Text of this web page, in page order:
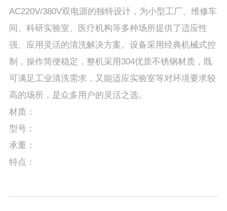
AC220V/380V双电源的独特设计，为小型工厂、维修车
间、科研实验室、医疗机构等多种场所提供了适应性
强、应用灵活的清洗解决方案。设备采用经典机械式控
制，操作简便稳定，整机采用304优质不锈钢材质，既
可满足工业清洗需求，又能适应实验室等对环境要求较
高的场所，是众多用户的灵活之选。
材质：
型号：
承重：
特点：